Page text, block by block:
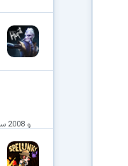
و 2008 سرور و سون